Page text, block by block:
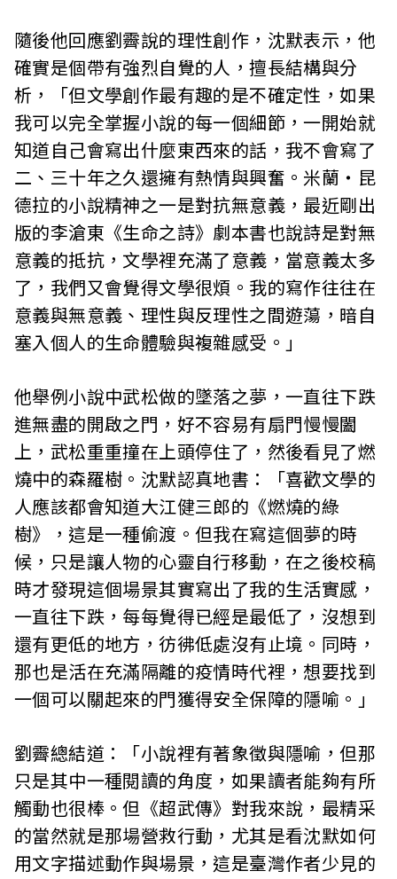
隨後他回應劉霽說的理性創作，沈默表示，他
確實是個帶有強烈自覺的人，擅長結構與分
析，「但文學創作最有趣的是不確定性，如果
我可以完全掌握小說的每一個細節，一開始就
知道自己會寫出什麼東西來的話，我不會寫了
二、三十年之久還擁有熱情與興奮。米蘭‧昆
德拉的小說精神之一是對抗無意義，最近剛出
版的李滄東《生命之詩》劇本書也說詩是對無
意義的抵抗，文學裡充滿了意義，當意義太多
了，我們又會覺得文學很煩。我的寫作往往在
意義與無意義、理性與反理性之間遊蕩，暗自
塞入個人的生命體驗與複雜感受。」
他舉例小說中武松做的墜落之夢，一直往下跌
進無盡的開啟之門，好不容易有扇門慢慢闔
上，武松重重撞在上頭停住了，然後看見了燃
燒中的森羅樹。沈默認真地書：「喜歡文學的
人應該都會知道大江健三郎的《燃燒的綠
樹》，這是一種偷渡。但我在寫這個夢的時
候，只是讓人物的心靈自行移動，在之後校稿
時才發現這個場景其實寫出了我的生活實感，
一直往下跌，每每覺得已經是最低了，沒想到
還有更低的地方，彷彿低處沒有止境。同時，
那也是活在充滿隔離的疫情時代裡，想要找到
一個可以關起來的門獲得安全保障的隱喻。」
劉霽總結道：「小說裡有著象徵與隱喻，但那
只是其中一種閱讀的角度，如果讀者能夠有所
觸動也很棒。但《超武傳》對我來說，最精采
的當然就是那場營救行動，尤其是看沈默如何
用文字描述動作與場景，這是臺灣作者少見的